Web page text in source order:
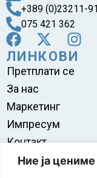
Ние ја
+389 (0)23211-
075 421 362
ЛИНКОВИ
Претплати се
За нас
Маркетинг
Импресум
Контакт
Правила на